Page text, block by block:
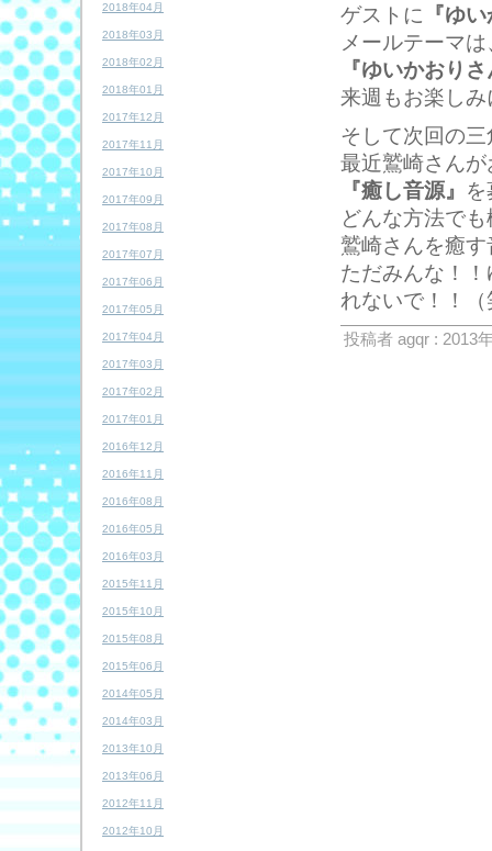
2018年04月
2018年03月
2018年02月
2018年01月
2017年12月
2017年11月
2017年10月
2017年09月
2017年08月
2017年07月
2017年06月
2017年05月
2017年04月
2017年03月
2017年02月
2017年01月
2016年12月
2016年11月
2016年08月
2016年05月
2016年03月
2015年11月
2015年10月
2015年08月
2015年06月
2014年05月
2014年03月
2013年10月
2013年06月
2012年11月
2012年10月
ゲストに 『ゆ
メールテーマ
『ゆいかおり
来週もお楽し
そして次回の
最近鷲崎さん
『癒し音源』
どんな方法で
鷲崎さんを癒
ただみんな！
れないで！！（
投稿者 agqr : 2013